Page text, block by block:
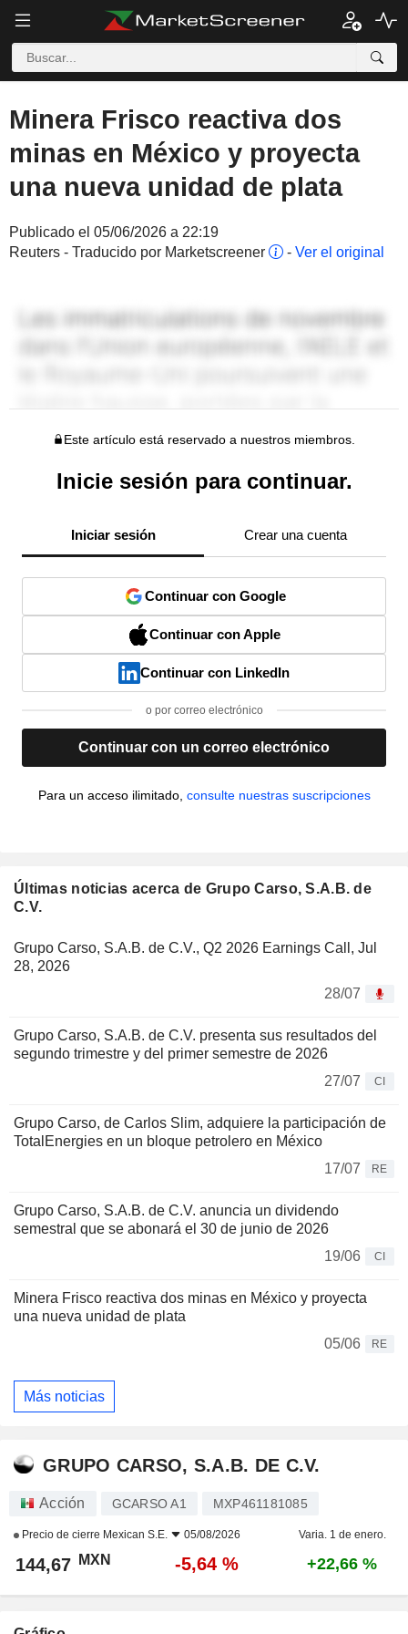
Minera Frisco reactiva dos
minas en México y proyecta
una nueva unidad de plata
Publicado el 05/06/2026 a 22:19
Reuters - Traducido por Marketscreener
- Ver el original
Este artículo está reservado a nuestros miembros.
Inicie sesión para continuar.
Iniciar sesión Crear una cuenta
Continuar con Google
Continuar con Apple
Continuar con LinkedIn
o por correo electrónico
Continuar con un correo electrónico
Para un acceso ilimitado, consulte nuestras suscripciones
Últimas noticias acerca de Grupo Carso, S.A.B. de
C.V.
Grupo Carso, S.A.B. de C.V., Q2 2026 Earnings Call, Jul
28, 2026
28/07
Grupo Carso, S.A.B. de C.V. presenta sus resultados del
segundo trimestre y del primer semestre de 2026
27/07
CI
Grupo Carso, de Carlos Slim, adquiere la participación de
TotalEnergies en un bloque petrolero en México
17/07
RE
Grupo Carso, S.A.B. de C.V. anuncia un dividendo
semestral que se abonará el 30 de junio de 2026
19/06
CI
Minera Frisco reactiva dos minas en México y proyecta
una nueva unidad de plata
05/06
RE
Más noticias
GRUPO CARSO, S.A.B. DE C.V.
Acción GCARSO A1 MXP461181085
Precio de cierre Mexican S.E. 05/08/2026 Varia. 1 de enero.
144,67 MXN -5,64 % +22,66 %